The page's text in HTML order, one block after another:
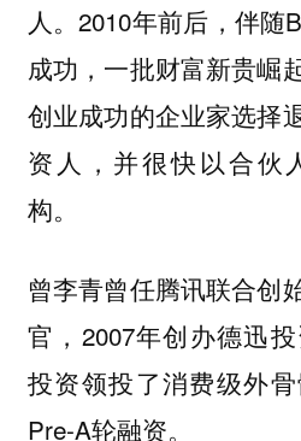
人。2010年前后，伴随
成功，一批财富新贵崛
创业成功的企业家选择
资人，并很快以合伙
构。
曾李青曾任腾讯联合创
官，2007年创办德迅
投资领投了消费级外
Pre-A轮融资。